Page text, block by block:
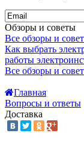
Обзоры и советы
Все обзоры и
Как выбрать
работы
Все обзоры и
Главная
Вопросы и ответы
Доставка